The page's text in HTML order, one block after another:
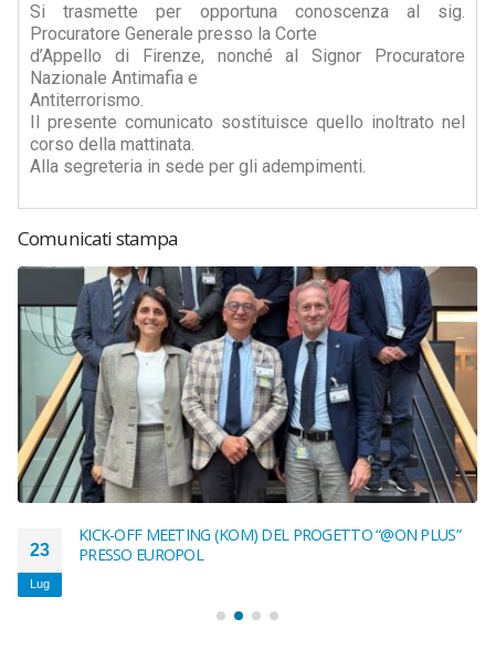
Si trasmette per opportuna conoscenza al sig.
Procuratore Generale presso la Corte
d’Appello di Firenze, nonché al Signor Procuratore
Nazionale Antimafia e
Antiterrorismo.
Il presente comunicato sostituisce quello inoltrato nel
corso della mattinata.
Alla segreteria in sede per gli adempimenti.
Comunicati stampa
23
Lug
KICK-OFF MEETING (KOM) DEL PROGETTO “@ON PLUS”
PRESSO EUROPOL